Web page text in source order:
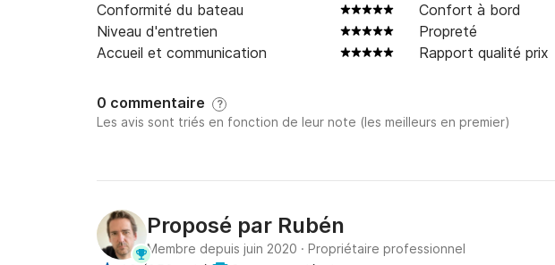
Conformité du bateau
Confort à bord
Niveau d'entretien
Propreté
Accueil et communication
Rapport qualité prix
0 commentaire ?
Les avis sont triés en fonction de leur note (les meilleurs en premier)
Proposé par Rubén
Membre depuis juin 2020 · Propriétaire professionnel